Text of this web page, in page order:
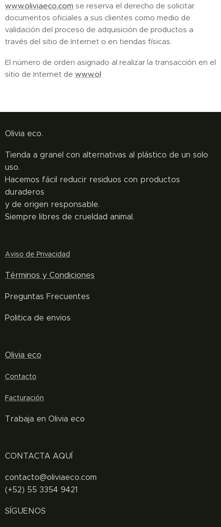
www.oliviaeco.com se reserva el derecho de solicitar
documentos oficiales a sus clientes como medio de
validación del proceso de adquisición de productos a
través del sitio de Internet o en tiendas físicas.
El número de orden asignado al realizar la transacción en el
sitio de Internet de www.ol
Olivia eco.
Tienda a granel con alternativas al plástico de un solo
uso.
Hacemos fácil reducir residuos con productos
duraderos
y de origen responsable.
Siempre libres de crueldad animal.
Aviso de Privacidad
Términos y Condiciones
Preguntas Frecuentes
Politica de envios
Olivia eco
Contacto
Facturación
Trabaja en Olivia eco
CONTACTA AQUÍ
contacto@oliviaeco.com
(+52) 55 3354 9421
SÍGUENOS